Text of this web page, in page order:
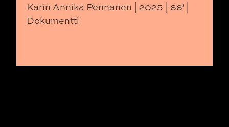
Karin Annika Pennanen | 2025 | 88′ |
Dokumentti